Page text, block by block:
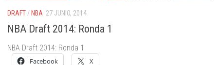
DRAFT / NBA 27 JUNIO, 2014
NBA Draft 2014: Ronda 1
NBA Draft 2014: Ronda 1
Facebook X